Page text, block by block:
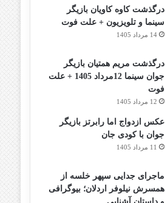
درگذشت کاوه کاویان بازیگر
سینما و تلویزیون + علت فوت
14 مرداد 1405
درگذشت مریم همتیان بازیگر
جوان سینما 12مرداد 1405 + علت
فوت
12 مرداد 1405
عکس ازدواج اما رابرتز بازیگر
جوان با کودی جان
11 مرداد 1405
ماجرای جدایی سپهر خلسه از
همسرش نیلوفر اردلان؛ بیوگرافی